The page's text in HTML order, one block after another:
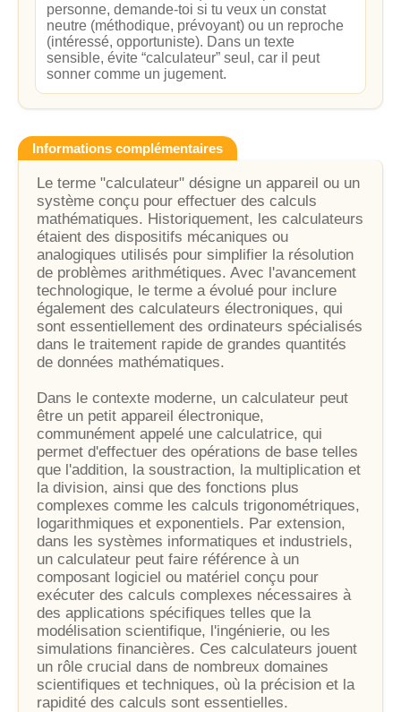
personne, demande-toi si tu veux un constat
neutre (méthodique, prévoyant) ou un reproche
(intéressé, opportuniste). Dans un texte
sensible, évite “calculateur” seul, car il peut
sonner comme un jugement.
Informations complémentaires
Le terme "calculateur" désigne un appareil ou un
système conçu pour effectuer des calculs
mathématiques. Historiquement, les calculateurs
étaient des dispositifs mécaniques ou
analogiques utilisés pour simplifier la résolution
de problèmes arithmétiques. Avec l'avancement
technologique, le terme a évolué pour inclure
également des calculateurs électroniques, qui
sont essentiellement des ordinateurs spécialisés
dans le traitement rapide de grandes quantités
de données mathématiques.
Dans le contexte moderne, un calculateur peut
être un petit appareil électronique,
communément appelé une calculatrice, qui
permet d'effectuer des opérations de base telles
que l'addition, la soustraction, la multiplication et
la division, ainsi que des fonctions plus
complexes comme les calculs trigonométriques,
logarithmiques et exponentiels. Par extension,
dans les systèmes informatiques et industriels,
un calculateur peut faire référence à un
composant logiciel ou matériel conçu pour
exécuter des calculs complexes nécessaires à
des applications spécifiques telles que la
modélisation scientifique, l'ingénierie, ou les
simulations financières. Ces calculateurs jouent
un rôle crucial dans de nombreux domaines
scientifiques et techniques, où la précision et la
rapidité des calculs sont essentielles.